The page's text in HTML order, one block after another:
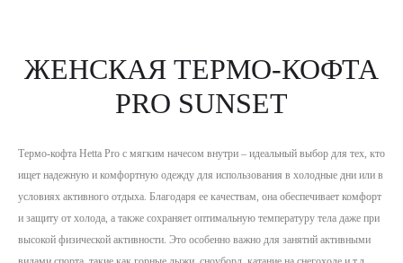
ЖЕНСКАЯ ТЕРМО-КОФТА
PRO SUNSET
Термо-кофта Hetta Pro с мягким начесом внутри – идеальный выбор для тех, кто
ищет надежную и комфортную одежду для использования в холодные дни или в
условиях активного отдыха. Благодаря ее качествам, она обеспечивает комфорт
и защиту от холода, а также сохраняет оптимальную температуру тела даже при
высокой физической активности. Это особенно важно для занятий активными